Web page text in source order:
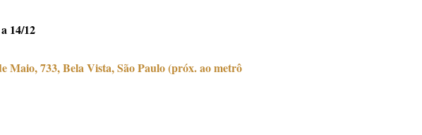
14/12
Maio, 733, Bela Vista, São Paulo (próx. ao metrô